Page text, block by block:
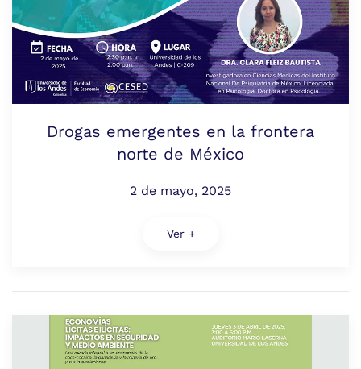
Drogas emergentes en la frontera
norte de México
2 de mayo, 2025
Ver +